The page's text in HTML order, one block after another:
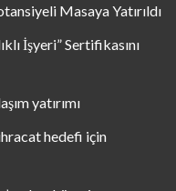
Masaya Yatırıldı
İşyeri” Sertifikasını
yatırımı
hedefi için